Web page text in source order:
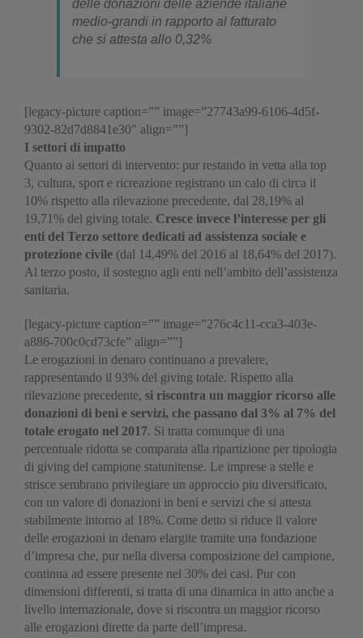
delle donazioni delle aziende italiane
medio-grandi in rapporto al fatturato
che si attesta allo 0,32%
[legacy-picture caption=”” image=”27743a99-6106-4d5f-
9302-82d7d8841e30″ align=””]
I settori di impatto
Quanto ai settori di intervento: pur restando in vetta alla top
3, cultura, sport e ricreazione registrano un calo di circa il
10% rispetto alla rilevazione precedente, dal 28,19% al
19,71% del giving totale. Cresce invece l’interesse per gli
enti del Terzo settore dedicati ad assistenza sociale e
protezione civile (dal 14,49% del 2016 al 18,64% del 2017).
Al terzo posto, il sostegno agli enti nell’ambito dell’assistenza
sanitaria.
[legacy-picture caption=”” image=”276c4c11-cca3-403e-
a886-700c0cd73cfe” align=””]
Le erogazioni in denaro continuano a prevalere,
rappresentando il 93% del giving totale. Rispetto alla
rilevazione precedente, si riscontra un maggior ricorso alle
donazioni di beni e servizi, che passano dal 3% al 7% del
totale erogato nel 2017. Si tratta comunque di una
percentuale ridotta se comparata alla ripartizione per tipologia
di giving del campione statunitense. Le imprese a stelle e
strisce sembrano privilegiare un approccio piu diversificato,
con un valore di donazioni in beni e servizi che si attesta
stabilmente intorno al 18%. Come detto si riduce il valore
delle erogazioni in denaro elargite tramite una fondazione
d’impresa che, pur nella diversa composizione del campione,
continua ad essere presente nel 30% dei casi. Pur con
dimensioni differenti, si tratta di una dinamica in atto anche a
livello internazionale, dove si riscontra un maggior ricorso
alle erogazioni dirette da parte dell’impresa.